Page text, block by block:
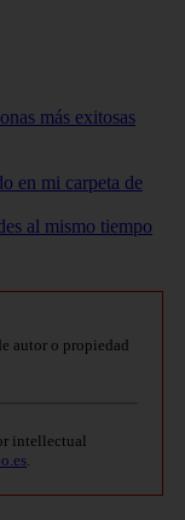
más exitosas
en mi carpeta de
al mismo tiempo
autor o propiedad
intellectual
.